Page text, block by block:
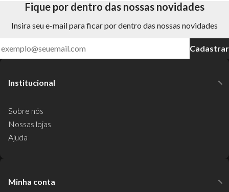
Fique por dentro das nossas novidades
Insira seu e-mail para ficar por dentro das nossas novidades
Cadastrar
Institucional
Sobre nós
Nossas lojas
Ajuda
Minha conta